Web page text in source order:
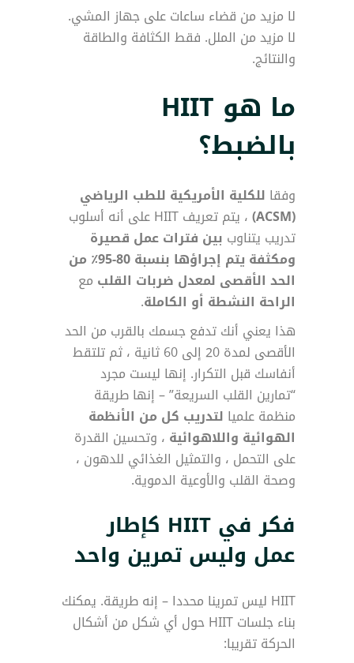
لا مزيد من قضاء ساعات على جهاز المشي.
لا مزيد من الملل. فقط الكثافة والطاقة
والنتائج.
ما هو HIIT
بالضبط؟
وفقا للكلية الأمريكية للطب الرياضي
(ACSM)
، يتم تعريف HIIT على أنه أسلوب
تدريب يتناوب بين فترات عمل قصيرة
ومكثفة يتم إجراؤها بنسبة 80-95٪ من
الحد الأقصى لمعدل ضربات القلب مع
الراحة النشطة أو الكاملة.
هذا يعني أنك تدفع جسمك بالقرب من الحد
الأقصى لمدة 20 إلى 60 ثانية ، ثم تلتقط
أنفاسك قبل التكرار. إنها ليست مجرد
“تمارين القلب السريعة” – إنها طريقة
منظمة علميا لتدريب كل من الأنظمة
الهوائية واللاهوائية ، وتحسين القدرة
على التحمل ، والتمثيل الغذائي للدهون ،
وصحة القلب والأوعية الدموية.
فكر في HIIT كإطار
عمل وليس تمرين واحد
HIIT ليس تمرينا محددا – إنه طريقة. يمكنك
بناء جلسات HIIT حول أي شكل من أشكال
الحركة تقريبا: